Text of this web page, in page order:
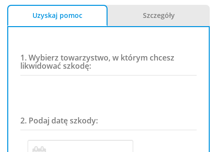
Uzyskaj pomoc Szczegóły
1. Wybierz towarzystwo, w którym chcesz
likwidować szkodę:
2. Podaj datę szkody: